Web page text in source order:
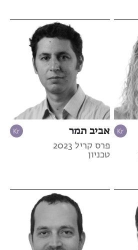
אביב תמר
פרס קריל 2023
טכניון